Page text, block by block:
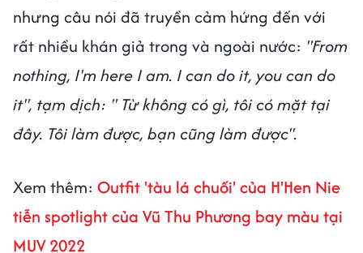
nhưng câu nói đã truyền cảm hứng đến với
rất nhiều khán giả trong và ngoài nước: "From
nothing, I'm here I am. I can do it, you can do
it", tạm dịch: " Từ không có gì, tôi có mặt tại
đây. Tôi làm được, bạn cũng làm được".
Xem thêm: Outfit 'tàu lá chuối' của H'Hen Nie
tiễn spotlight của Vũ Thu Phương bay màu tại
MUV 2022